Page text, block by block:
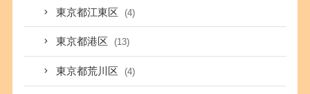
東京都江東区 (4)
東京都港区 (13)
東京都荒川区 (4)